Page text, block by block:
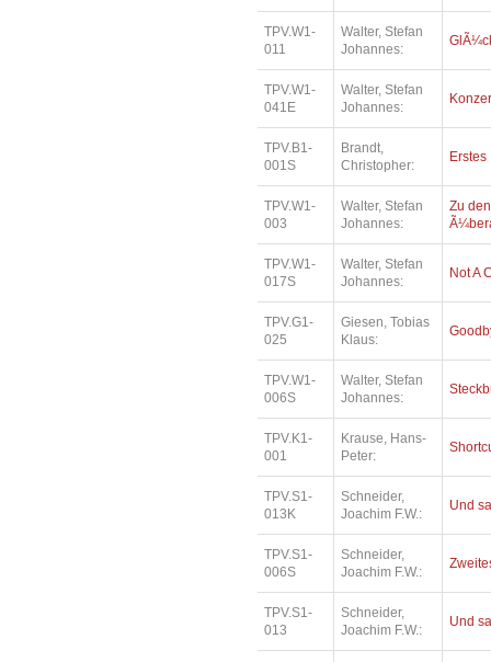
TPV.W1-
011
Walter, Stefan
Johannes:
TPV.W1-
041E
Walter, Stefan
Johannes:
TPV.B1-
001S
Brandt,
Christopher:
TPV.W1-
003
Walter, Stefan
Johannes:
Zu
TPV.W1-
017S
Walter, Stefan
Johannes:
Not A
TPV.G1-
025
Giesen, Tobias
Klaus:
TPV.W1-
006S
Walter, Stefan
Johannes:
TPV.K1-
001
Krause, Hans-
Peter:
TPV.S1-
013K
Schneider,
Joachim F.W.:
Und
TPV.S1-
006S
Schneider,
Joachim F.W.:
TPV.S1-
013
Schneider,
Joachim F.W.:
Und